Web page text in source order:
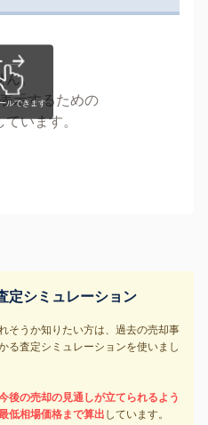
。
示するための
います。
定シミュレーション
そうか知りたい方は、過去の売却事
る査定シミュレーションを使いまし
後の売却の見通しが立てられるよう
低相場価格まで算出 しています。